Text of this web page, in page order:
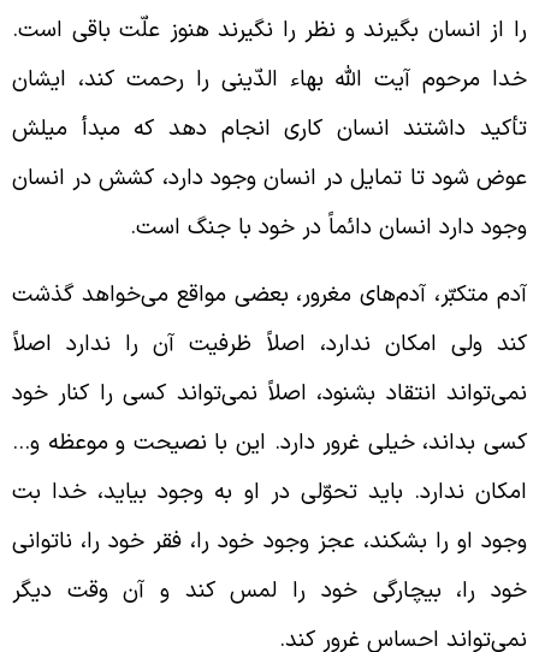
از انسان بگیرند و نظر را نگیرند هنوز علّت باقی است.
مرحوم آیت الله بهاء الدّینی را رحمت کند، ایشان
داشتند انسان کاری انجام دهد که مبدأ میلش
شود تا تمایل در انسان وجود دارد، کشش در انسان
دارد انسان دائماً در خود با جنگ است.
متکبّر، آدم‌های مغرور، بعضی مواقع می‌خواهد گذشت
ولی امکان ندارد، اصلاً ظرفیت آن را ندارد اصلاً
انتقاد بشنود، اصلاً نمی‌تواند کسی را کنار خود
بداند، خیلی غرور دارد. این با نصیحت و موعظه و…
ندارد. باید تحوّلی در او به وجود بیاید، خدا بت
او را بشکند، عجز وجود خود را، فقر خود را، ناتوانی
را، بیچارگی خود را لمس کند و آن وقت دیگر
احساس غرور کند.